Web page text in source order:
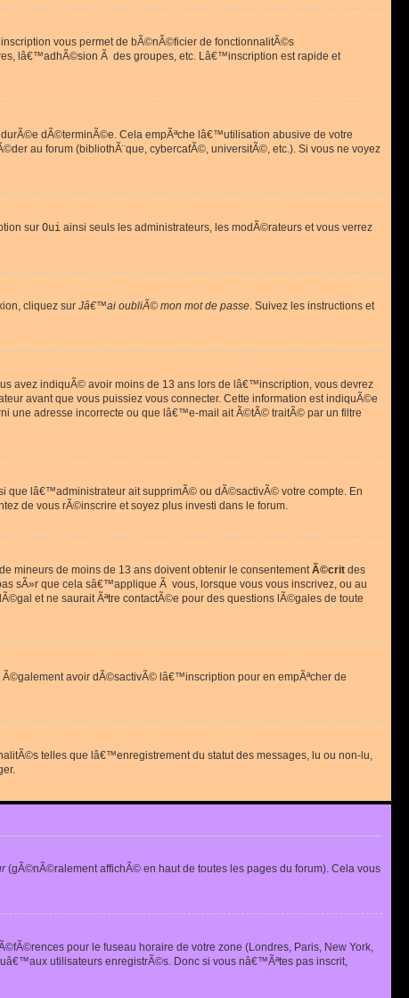
vous permet de bÃ©nÃ©ficier de fonctionnalitÃ©s
lâ€™adhÃ©sion Ã des groupes, etc. Lâ€™inscription est rapide et
dÃ©terminÃ©e. Cela empÃªche lâ€™utilisation abusive de votre
au forum (bibliothÃ¨que, cybercafÃ©, universitÃ©, etc.). Si vous ne voyez
sur Oui ainsi seuls les administrateurs, les modÃ©rateurs et vous verrez
cliquez sur Jâ€™ai oubliÃ© mon mot de passe. Suivez les instructions et
avez indiquÃ© avoir moins de 13 ans lors de lâ€™inscription, vous devrez
avant que vous puissiez vous connecter. Cette information est indiquÃ©e
une adresse incorrecte ou que lâ€™e-mail ait Ã©tÃ© traitÃ© par un filtre
que lâ€™administrateur ait supprimÃ© ou dÃ©sactivÃ© votre compte. En
de vous rÃ©inscrire et soyez plus investi dans le forum.
mineurs de moins de 13 ans doivent obtenir le consentementÃ©crit des
sÃ»r que cela sâ€™applique Ã vous, lorsque vous vous inscrivez, ou au
et ne saurait Ãªtre contactÃ©e pour des questions lÃ©gales de toute
avoir dÃ©sactivÃ© lâ€™inscription pour en empÃªcher de
telles que lâ€™enregistrement du statut des messages, lu ou non-lu,
(gÃ©nÃ©ralement affichÃ© en haut de toutes les pages du forum). Cela vous
pour le fuseau horaire de votre zone (Londres, Paris, New York,
utilisateurs enregistrÃ©s. Donc si vous nâ€™Ãªtes pas inscrit,